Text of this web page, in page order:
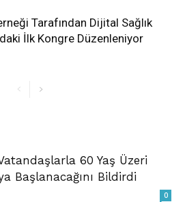
Tarafından Dijital Sağlık
İlk Kongre Düzenleniyor
60 Yaş Üzeri
Başlanacağını Bildirdi
0